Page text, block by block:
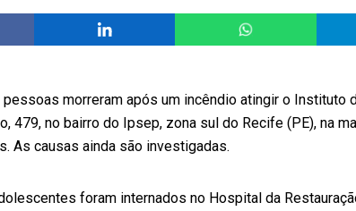
morreram após um incêndio atingir o Instituto
479, no bairro do Ipsep, zona sul do Recife (PE), na
As causas ainda são investigadas.
foram internados no Hospital da